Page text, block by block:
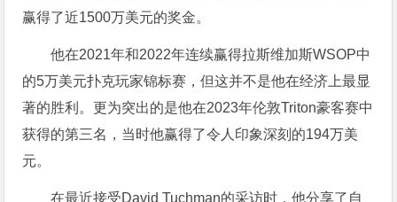
赢得了近1500万美元的奖金。
他在2021年和2022年连续赢得拉斯维加斯WSOP中
的5万美元扑克玩家锦标赛，但这并不是他在经济上最显
著的胜利。更为突出的是他在2023年伦敦Triton豪客赛中
获得的第三名，当时他赢得了令人印象深刻的194万美
元。
在最近接受David Tuchman的采访时，他分享了自